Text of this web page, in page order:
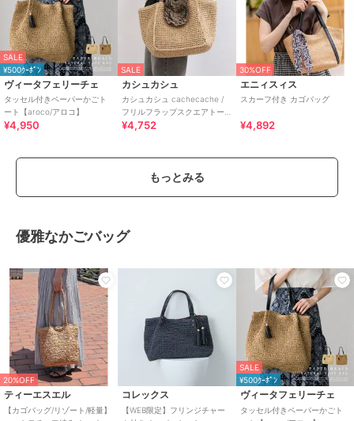
SALE
¥500ｸｰﾎﾟﾝ
ヴィータフェリーチェ
タッセル付きペーパーかごト
ート【aroco/アロコ】
¥4,950
SALE
カシュカシュ
カシュカシュ cachecache /
フリルフラップスクエアトー
ト カゴバッグ
¥4,752
30%OFF
エニィスィス
スカーフ付き カゴバッグ
¥4,892
もっとみる
優雅なかごバッグ
20%OFF
ティーエスエル
【カゴバッグ/リゾート/軽量】
コレックス
【WEB限定】フリンジチャー
SALE
¥500ｸｰﾎﾟﾝ
ヴィータフェリーチェ
タッセル付きペーパーかごト